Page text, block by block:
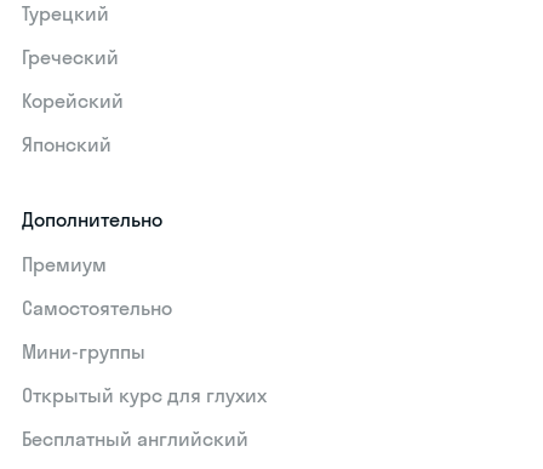
Турецкий
Греческий
Корейский
Японский
Дополнительно
Премиум
Самостоятельно
Мини-группы
Открытый курс для глухих
Бесплатный английский